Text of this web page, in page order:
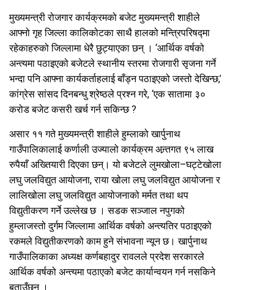
मुख्यमन्त्री रोजगार कार्यक्रमको बजेट मुख्यमन्त्री शाहीले
आफ्नो गृह जिल्ला कालिकोटका साथै हालको मन्त्रिपरिषद्मा
रहेकाहरुको जिल्लामा धेरै छुट्याएका छन् । ‘आर्थिक वर्षको
अन्त्यमा पठाइएको बजेटले स्थानीय स्तरमा रोजगारी सृजना गर्ने
भन्दा पनि आफ्ना कार्यकर्ताहलाई बाँड्न पठाइएको जस्तो देखिन्छ,’
कांग्रेस सांसद दिनबन्धु श्रेष्ठले प्रश्न गरे, ‘एक सातामा ३०
करोड बजेट कसरी खर्च गर्न सकिन्छ ?
असार ११ गते मुख्यमन्त्री शाहीले हुम्लाको खार्पुनाथ
गाउँपालिकालाई कर्णाली उज्यालो कार्यक्रम अन्र्तगत ९५ लाख
रुपैयाँ अख्तियारी दिएका छन्। यो बजेटले लुमखोला–घट्टेखोला
लघु जलविद्युत आयोजना, राया खोला लघु जलविद्युत आयोजना र
लालिखोला लघु जलविद्युत आयोजनाको मर्मत तथा थप
विद्युतीकरण गर्ने उल्लेख छ । सडक सञ्जाल नपुगको
हुम्लाजस्तो दुर्गम जिल्लामा आर्थिक वर्षको अन्त्यतिर पठाइएको
रकमले विद्युतीकरणको काम हुने संभावना न्यून छ। खार्पुनाथ
गाउँपालिकाका अध्यक्ष कर्णबहादुर रावलले प्रदेश सरकारले
आर्थिक वर्षको अन्त्यमा पठाएको बजेट कार्यान्वयन गर्न नसकिने
बताउँछन् ।